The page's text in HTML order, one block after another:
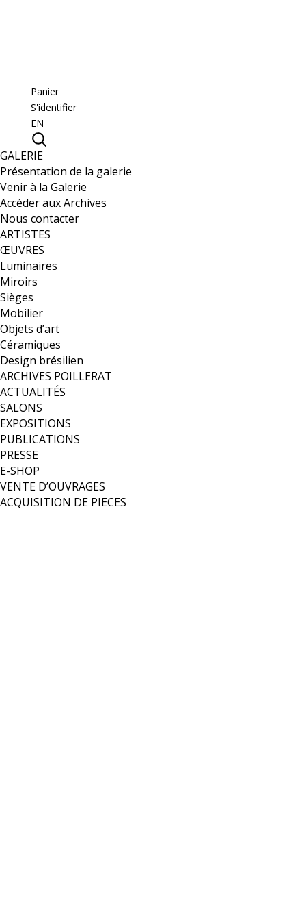
Panier
S'identifier
EN
GALERIE
Présentation de la galerie
Venir à la Galerie
Accéder aux Archives
Nous contacter
ARTISTES
ŒUVRES
Luminaires
Miroirs
Sièges
Mobilier
Objets d’art
Céramiques
Design brésilien
ARCHIVES POILLERAT
ACTUALITÉS
SALONS
EXPOSITIONS
PUBLICATIONS
PRESSE
E-SHOP
VENTE D’OUVRAGES
ACQUISITION DE PIECES